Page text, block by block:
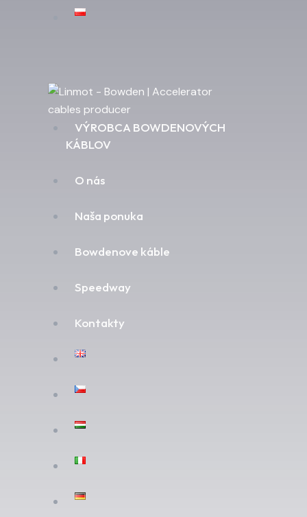
VÝROBCA BOWDENOVÝCH
KÁBLOV
O nás
Naša ponuka
Bowdenove káble
Speedway
Kontakty